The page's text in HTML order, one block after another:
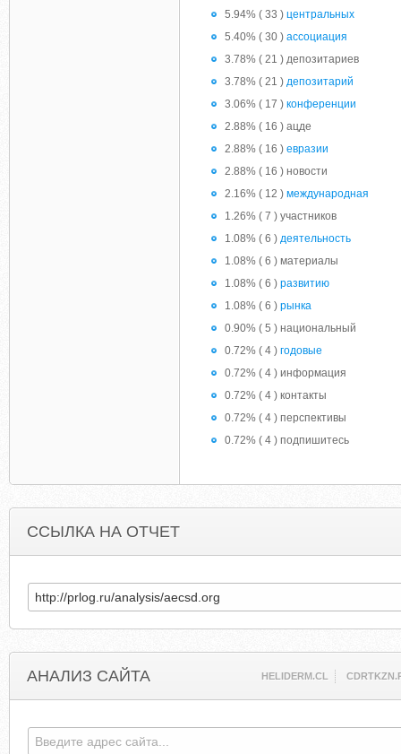
5.94% ( 33 ) центральных
5.40% ( 30 ) ассоциация
3.78% ( 21 ) депозитариев
3.78% ( 21 ) депозитарий
3.06% ( 17 ) конференции
2.88% ( 16 ) ацде
2.88% ( 16 ) евразии
2.88% ( 16 ) новости
2.16% ( 12 ) международная
1.26% ( 7 ) участников
1.08% ( 6 ) деятельность
1.08% ( 6 ) материалы
1.08% ( 6 ) развитию
1.08% ( 6 ) рынка
0.90% ( 5 ) национальный
0.72% ( 4 ) годовые
0.72% ( 4 ) информация
0.72% ( 4 ) контакты
0.72% ( 4 ) перспективы
0.72% ( 4 ) подпишитесь
ССЫЛКА НА ОТЧЕТ
АНАЛИЗ САЙТА HELIDERM.CL